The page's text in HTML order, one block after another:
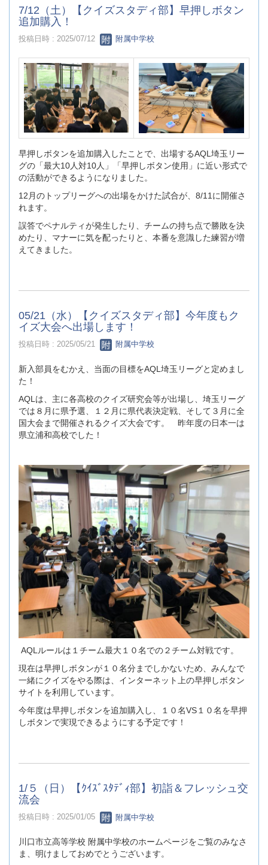
7/12（土）【クイズスタディ部】早押しボタン
追加購入！
投稿日時 : 2025/07/12 附属中学校
早押しボタンを追加購入したことで、出場するAQL埼玉リー
グの「最大10人対10人」「早押しボタン使用」に近い形式で
の活動ができるようになりました。
12月のトップリーグへの出場をかけた試合が、8/11に開催さ
れます。
誤答でペナルティが発生したり、チームの持ち点で勝敗を決
めたり、マナーに気を配ったりと、本番を意識した練習が増
えてきました。
05/21（水）【クイズスタディ部】今年度もク
イズ大会へ出場します！
投稿日時 : 2025/05/21 附属中学校
新入部員をむかえ、当面の目標をAQL埼玉リーグと定めまし
た！
AQLは、主に各高校のクイズ研究会等が出場し、埼玉リーグ
では８月に県予選、１２月に県代表決定戦、そして３月に全
国大会まで開催されるクイズ大会です。 昨年度の日本一は
県立浦和高校でした！
AQLルールは１チーム最大１０名での２チーム対戦です。
現在は早押しボタンが１０名分までしかないため、みんなで
一緒にクイズをやる際は、インターネット上の早押しボタン
サイトを利用しています。
今年度は早押しボタンを追加購入し、１０名VS１０名を早押
しボタンで実現できるようにする予定です！
1/５（日）【ｸｲｽﾞｽﾀﾃﾞｨ部】初詣＆フレッシュ交
流会
投稿日時 : 2025/01/05 附属中学校
川口市立高等学校 附属中学校のホームページをご覧のみなさ
ま、明けましておめでとうございます。